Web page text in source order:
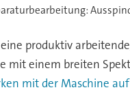
produktiv
mit einem breiten
mit der Maschine